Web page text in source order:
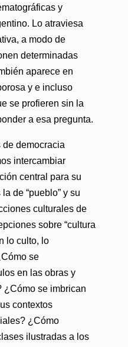
y
Lo atraviesa
a modo de
determinadas
aparece en
y e incluso
se profieren sin la
a esa pregunta.
de democracia
intercambiar
central para su
de “pueblo” y su
culturales de
sobre “cultura
lo culto, lo
se
en las obras y
¿Cómo se imbrican
contextos
¿Cómo
ilustradas a los